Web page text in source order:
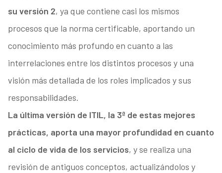
su versión 2, ya que contiene casi los mismos
procesos que la norma certificable, aportando un
conocimiento más profundo en cuanto a las
interrelaciones entre los distintos procesos y una
visión más detallada de los roles implicados y sus
responsabilidades.
La última versión de ITIL, la 3ª de estas mejores
prácticas, aporta una mayor profundidad en cuanto
al ciclo de vida de los servicios, y se realiza una
revisión de antiguos conceptos, actualizándolos y